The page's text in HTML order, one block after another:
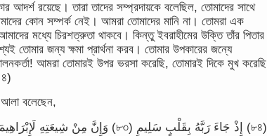
আদর্শ রয়েছে। তারা তাদের সম্প্রদায়কে বলেছিল, তোমাদের সাথে
কোন সম্পর্ক নেই। আমরা তোমাদের মানি না। তোমরা এক
মধ্যে চিরশত্রুতা থাকবে। কিন্তু ইবরাহীমের উক্তি তাঁর পিতার
তোমার জন্য ক্ষমা প্রার্থনা করব। তোমার উপকারের জন্যে
আমরা তোমারই উপর ভরসা করেছি, তোমারই দিকে মুখ করেছি
৪)
বলেছেন,
وَإِنَّ مِنْ شِيعَتِهِ لَإِبْرَاهِيمَ (৮৩) إِذْ جَاءَ رَبَّهُ بِقَلْبٍ سَلِيمٍ (৮৪)